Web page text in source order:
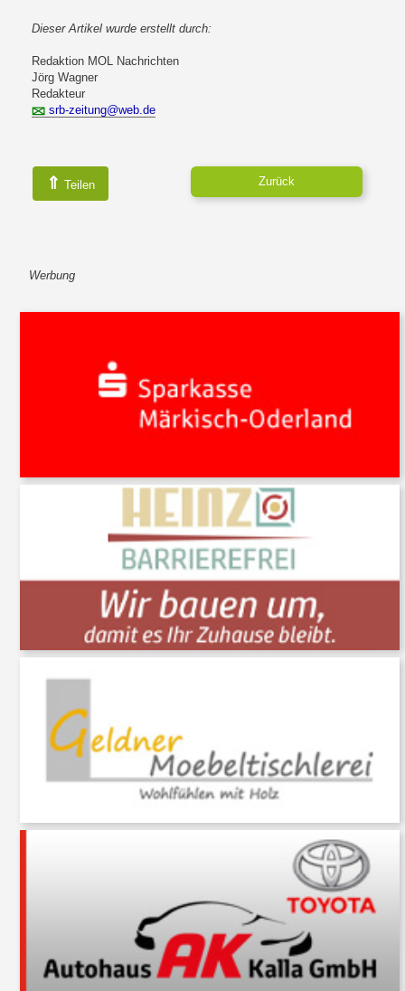
Dieser Artikel wurde erstellt durch:
Redaktion MOL Nachrichten
Jörg Wagner
Redakteur
srb-zeitung@web.de
⇑ Teilen Zurück
Werbung